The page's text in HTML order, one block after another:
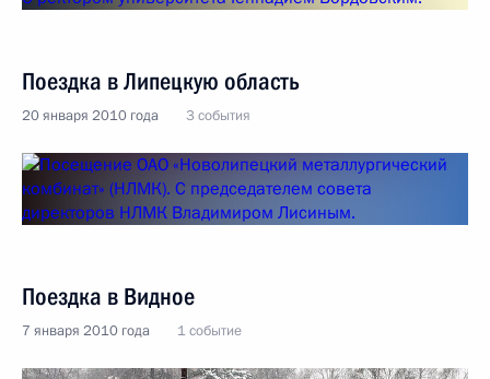
Поездка в Липецкую область
20 января 2010 года 3 события
Поездка в Видное
7 января 2010 года 1 событие